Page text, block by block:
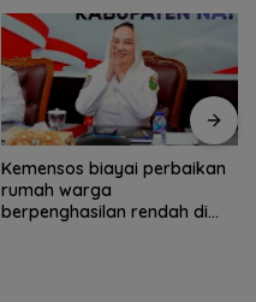
Pemkab Natuna dan TNI AU
gelar operasi bibir sumbing
gratis